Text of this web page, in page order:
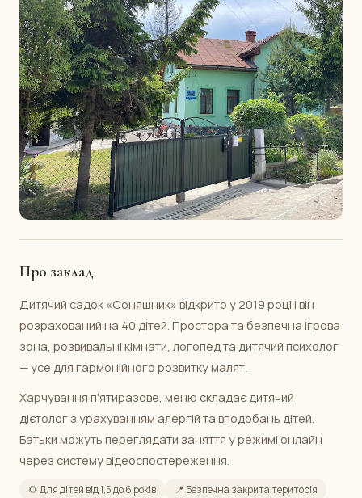
Про заклад
Дитячий садок «Соняшник» відкрито у 2019 році і він
розрахований на 40 дітей. Простора та безпечна ігрова
зона, розвивальні кімнати, логопед та дитячий психолог
— усе для гармонійного розвитку малят.
Харчування п'ятиразове, меню складає дитячий
дієтолог з урахуванням алергій та вподобань дітей.
Батьки можуть переглядати заняття у режимі онлайн
через систему відеоспостереження.
🌻 Для дітей від 1,5 до 6 років
📍 Безпечна закрита територія